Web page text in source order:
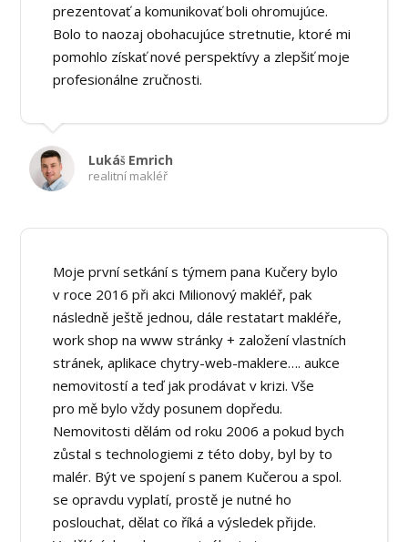
prezentovať a komunikovať boli ohromujúce.
Bolo to naozaj obohacujúce stretnutie, ktoré mi
pomohlo získať nové perspektívy a zlepšiť moje
profesionálne zručnosti.
Lukáš Emrich
realitní makléř
Moje první setkání s týmem pana Kučery bylo
v roce 2016 při akci Milionový makléř, pak
následně ještě jednou, dále restatart makléře,
work shop na www stránky + založení vlastních
stránek, aplikace chytry-web-maklere…. aukce
nemovitostí a teď jak prodávat v krizi. Vše
pro mě bylo vždy posunem dopředu.
Nemovitosti dělám od roku 2006 a pokud bych
zůstal s technologiemi z této doby, byl by to
malér. Být ve spojení s panem Kučerou a spol.
se opravdu vyplatí, prostě je nutné ho
poslouchat, dělat co říká a výsledek přijde.